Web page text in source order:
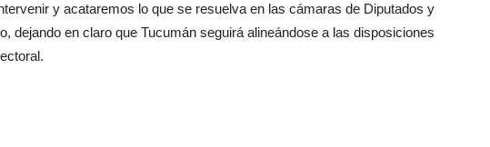
y acataremos lo que se resuelva en las cámaras de Diputados y
dejando en claro que Tucumán seguirá alineándose a las disposiciones